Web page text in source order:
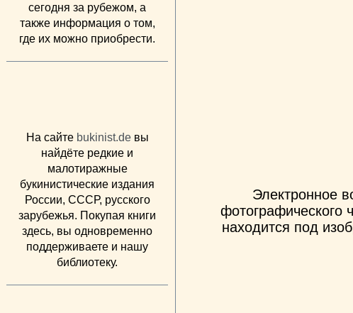
сегодня за рубежом, а
также информация о том,
где их можно приобрести.
На сайте bukinist.deвы
найдёте редкие и
малотиражные
букинистические издания
России, СССР, русского
зарубежья. Покупая книги
здесь, вы одновременно
поддерживаете и нашу
библиотеку.
Электронное
фотографического
находится под